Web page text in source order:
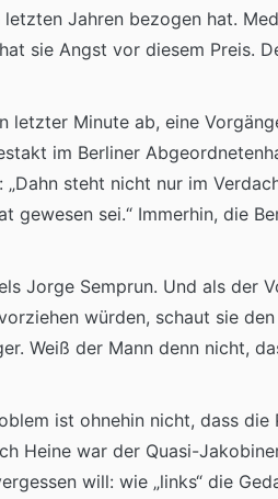
Jahren bezogen hat.
sie Angst vor diesem Preis.
letzter Minute ab, eine
im Berliner
steht nicht nur im
gewesen sei.“ Immerhin, die
Jorge Semprun. Und als der
würden, schaut sie
Weiß der Mann denn nicht,
ist ohnehin nicht, dass
Heine war der Quasi-
will: wie „links“ die